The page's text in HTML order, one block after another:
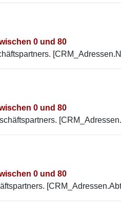
0 und 80
0 und 80
0 und 80